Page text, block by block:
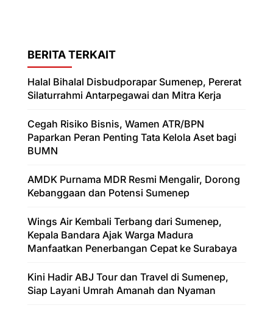
BERITA TERKAIT
Halal Bihalal Disbudporapar Sumenep, Pererat
Silaturrahmi Antarpegawai dan Mitra Kerja
Cegah Risiko Bisnis, Wamen ATR/BPN
Paparkan Peran Penting Tata Kelola Aset bagi
BUMN
AMDK Purnama MDR Resmi Mengalir, Dorong
Kebanggaan dan Potensi Sumenep
Wings Air Kembali Terbang dari Sumenep,
Kepala Bandara Ajak Warga Madura
Manfaatkan Penerbangan Cepat ke Surabaya
Kini Hadir ABJ Tour dan Travel di Sumenep,
Siap Layani Umrah Amanah dan Nyaman